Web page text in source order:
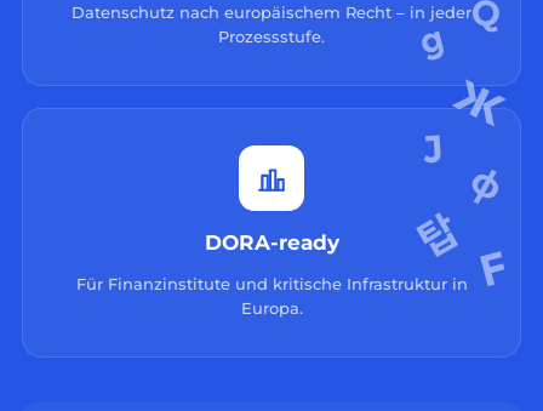
Datenschutz nach europäischem Recht – in jeder
Prozessstufe.
DORA-ready
Für Finanzinstitute und kritische Infrastruktur in
Europa.